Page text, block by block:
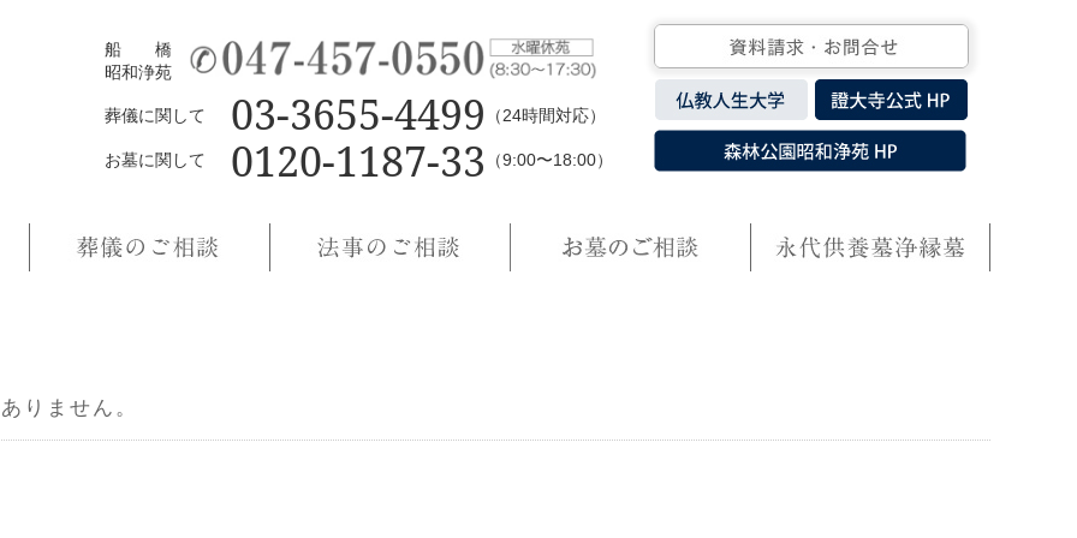
船 橋
昭和浄苑
葬儀に関して 03-3655-4499 （24時間対応）
お墓に関して 0120-1187-33 （9:00〜18:00）
りません。